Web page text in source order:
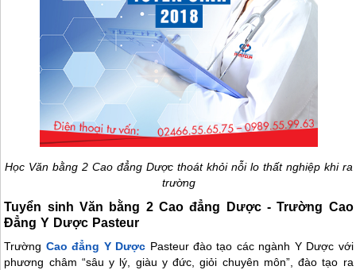
Học Văn bằng 2 Cao đẳng Dược thoát khỏi nỗi lo thất nghiệp khi ra
trường
Tuyển sinh Văn bằng 2 Cao đẳng Dược - Trường Cao
Đẳng Y Dược Pasteur
Trường Cao đẳng Y Dược Pasteur đào tạo các ngành Y Dược với
phương châm “sâu y lý, giàu y đức, giỏi chuyên môn”, đào tạo ra